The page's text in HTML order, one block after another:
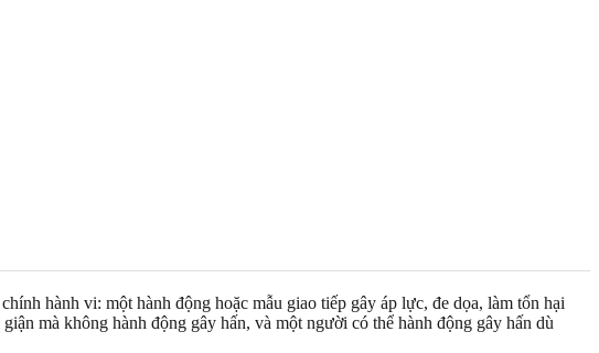
hành vi: một hành động hoặc mẫu giao tiếp gây áp lực, đe dọa, làm tổn hại
mà không hành động gây hấn, và một người có thể hành động gây hấn dù